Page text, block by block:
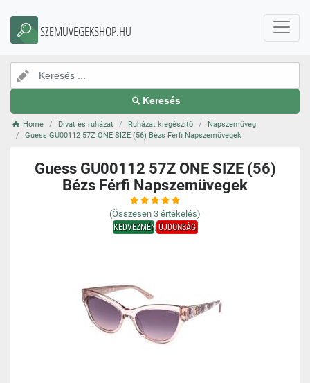
SZEMUVEGEKSHOP.HU
Keresés
Home Divat és ruházat Ruházat kiegészítő
Napszemüveg
Guess GU00112 57Z ONE SIZE (56) Bézs Férfi Napszemüvegek
Guess GU00112 57Z ONE SIZE (56)
Bézs Férfi Napszemüvegek
(Összesen 3 értékelés)
KEDVEZMÉNYÚJDONSÁG